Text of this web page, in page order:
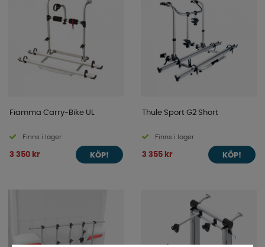
Fiamma Carry-Bike UL
Finns i lager
3 350 kr KÖP!
Thule Sport G2 Short
Finns i lager
3 355 kr KÖP!